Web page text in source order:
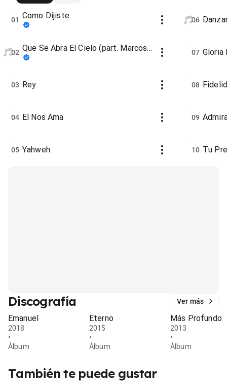
01 Como Dijiste
02 Que Se Abra El Cielo (part. Marcos
Brunet)
03 Rey
04 El Nos Ama
05 Yahweh
06
07 Gloria
08
09
10 Tu
Discografía Ver más
Emanuel
2018
•
Álbum
Eterno
2015
•
Álbum
Más Profundo
2013
•
Álbum
También te puede gustar